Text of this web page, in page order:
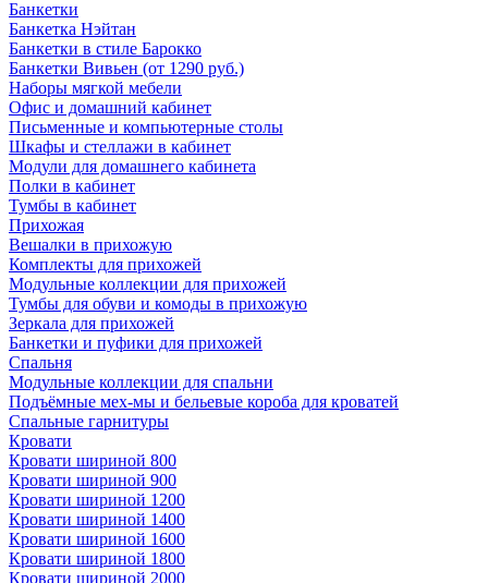
Банкетки
Банкетка Нэйтан
Банкетки в стиле Барокко
Банкетки Вивьен (от 1290 руб.)
Наборы мягкой мебели
Офис и домашний кабинет
Письменные и компьютерные столы
Шкафы и стеллажи в кабинет
Модули для домашнего кабинета
Полки в кабинет
Тумбы в кабинет
Прихожая
Вешалки в прихожую
Комплекты для прихожей
Модульные коллекции для прихожей
Тумбы для обуви и комоды в прихожую
Зеркала для прихожей
Банкетки и пуфики для прихожей
Спальня
Модульные коллекции для спальни
Подъёмные мех-мы и бельевые короба для кроватей
Спальные гарнитуры
Кровати
Кровати шириной 800
Кровати шириной 900
Кровати шириной 1200
Кровати шириной 1400
Кровати шириной 1600
Кровати шириной 1800
Кровати шириной 2000